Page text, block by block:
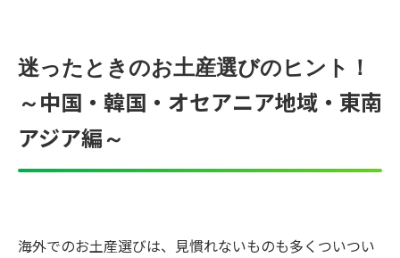
迷ったときのお土産選びのヒント！
～ 中国・韓国・オセアニア地域・東南
アジア編 ～
海外でのお土産選びは、見慣れないものも多くついつい